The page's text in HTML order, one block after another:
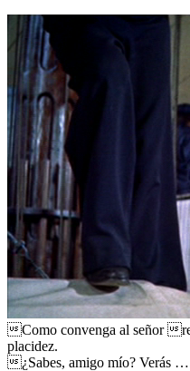
Como convenga al señor
placidez.
¿Sabes, amigo mío? Verás ….